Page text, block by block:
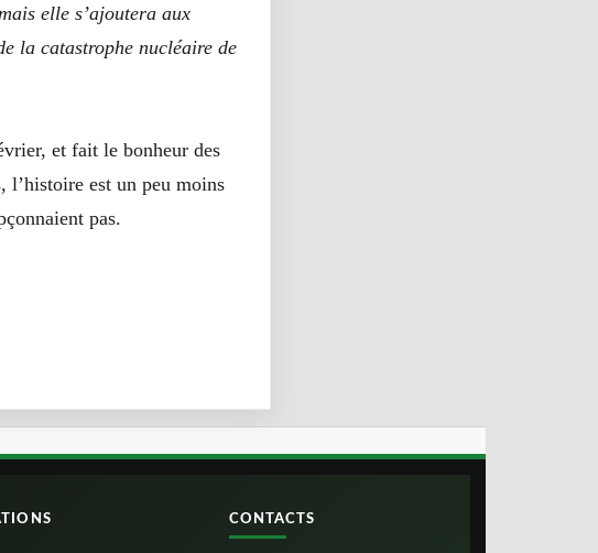
elle s’ajoutera aux
la catastrophe nucléaire de
et fait le bonheur des
l’histoire est un peu moins
pas.
CONTACTS